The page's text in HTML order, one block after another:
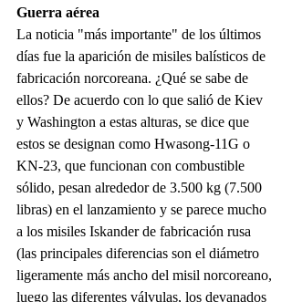
Guerra aérea
La noticia "más importante" de los últimos
días fue la aparición de misiles balísticos de
fabricación norcoreana. ¿Qué se sabe de
ellos? De acuerdo con lo que salió de Kiev
y Washington a estas alturas, se dice que
estos se designan como Hwasong-11G o
KN-23, que funcionan con combustible
sólido, pesan alrededor de 3.500 kg (7.500
libras) en el lanzamiento y se parece mucho
a los misiles Iskander de fabricación rusa
(las principales diferencias son el diámetro
ligeramente más ancho del misil norcoreano,
luego las diferentes válvulas, los devanados